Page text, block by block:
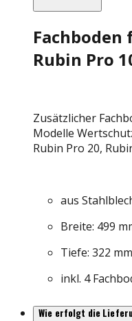
Rubin Pro
Zusätzlicher
Modelle
Rubin Pro 20,
aus
Breite: 499
Tiefe: 322 mm
inkl. 4
Wie erfolgt die